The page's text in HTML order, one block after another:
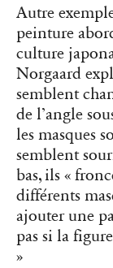
Autre
peinture
culture
Norgaard
semblent
de l’angle
les masques
semblent
bas, ils «
différents
ajouter une
pas si la
»